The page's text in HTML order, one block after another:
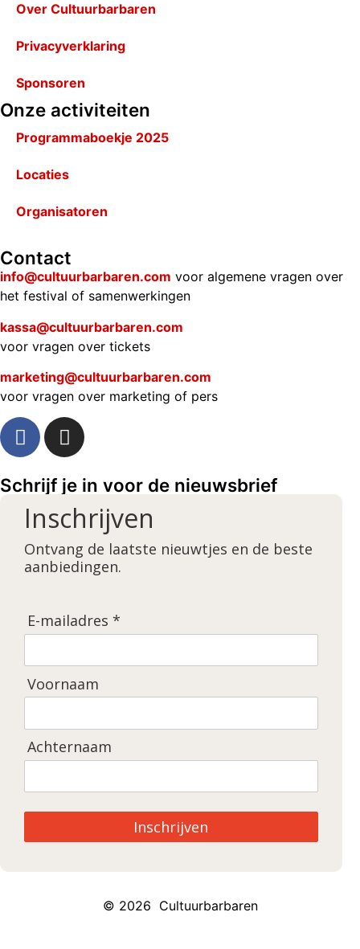
Over Cultuurbarbaren
Privacyverklaring
Sponsoren
Onze activiteiten
Programmaboekje 2025
Locaties
Organisatoren
Contact
info@cultuurbarbaren.com voor algemene vragen over
het festival of samenwerkingen
kassa@cultuurbarbaren.com
voor vragen over tickets
marketing@cultuurbarbaren.com
voor vragen over marketing of pers
Schrijf je in voor de nieuwsbrief
Inschrijven
Ontvang de laatste nieuwtjes en de beste
aanbiedingen.
E-mailadres *
Voornaam
Achternaam
Inschrijven
© 2026 Cultuurbarbaren